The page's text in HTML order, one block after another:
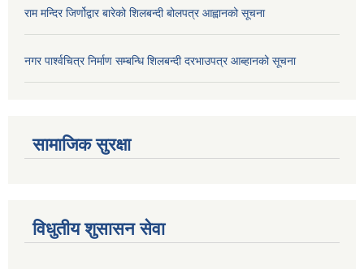
राम मन्दिर जिर्णोद्वार बारेको शिलबन्दी बोलपत्र आह्वानको सूचना
नगर पार्श्वचित्र निर्माण सम्बन्धि शिलबन्दी दरभाउपत्र आब्हानको सूचना
सामाजिक सुरक्षा
विधुतीय शुसासन सेवा